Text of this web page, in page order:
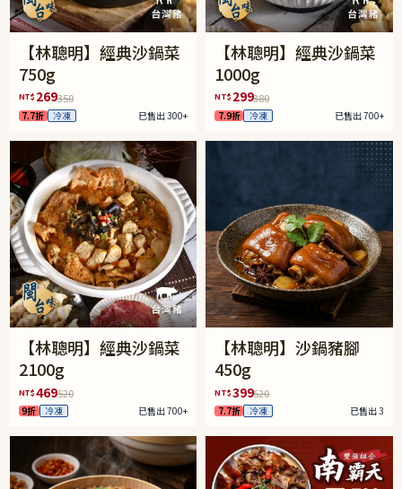
【林聰明】經典沙鍋菜
750g
NT$ 269350
7.7折 冷凍 已售出 300+
【林聰明】經典沙鍋菜
1000g
NT$ 299380
7.9折 冷凍 已售出 700+
【林聰明】經典沙鍋菜
2100g
NT$469520
9折 冷凍 已售出 700+
【林聰明】沙鍋豬腳
450g
NT$399520
7.7折 冷凍 已售出 3